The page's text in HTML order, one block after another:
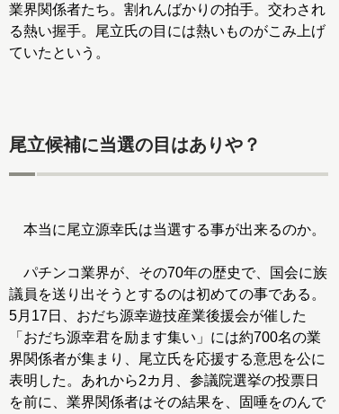
業界関係者たち。割れんばかりの拍手。交わされ
る熱い握手。尾立氏の目には熱いものがこみ上げ
ていたという。
尾立候補に当選の目はありや？
本当に尾立源幸氏は当選する事が出来るのか。
パチンコ業界が、その70年の歴史で、国会に族
議員を送り出そうとするのは初めての事である。
5月17日、おだち源幸遊技産業後援会が催した
「おだち源幸君を励ます集い」には約700名の業
界関係者が集まり、尾立氏を応援する意思を公に
表明した。あれから2カ月、参議院選挙の投票日
を前に、業界関係者はその結果を、固唾をのんで